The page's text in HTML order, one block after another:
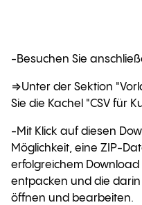
-Besuchen Sie
⇒Unter der Sektion
Sie die Kachel "CSV für
-Mit Klick auf diesen
Möglichkeit, eine ZIP-
erfolgreichem
entpacken und die
öffnen und bearbeiten.